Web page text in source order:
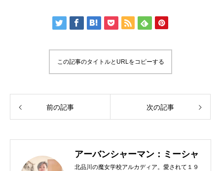
この記事のタイトルとURLをコピーする
前の記事 次の記事
アーバンシャーマン：ミーシャ
北品川の魔女学校アルカディア。愛されて１９